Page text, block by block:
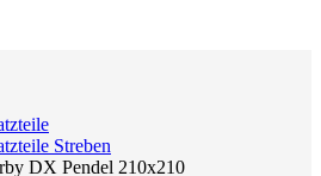
Streben
DX Pendel 210x210